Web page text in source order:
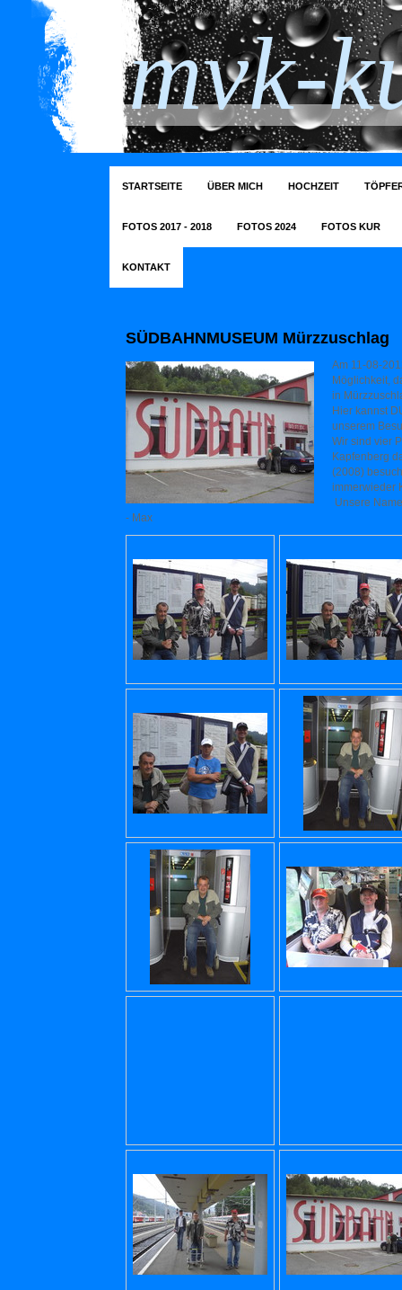
mvk-
STARTSEITE ÜBER MICH HOCHZEIT
FOTOS 2017 - 2018 FOTOS 2024 FOTOS KUR
KONTAKT
SÜDBAHNMUSEUM Mürzzuschlag
Am 11-08-
Möglichkeit,
in
Hier kannst
unserem
Wir sind vier
Kapfenberg
(2008)
immerwieder
Unsere
- Max